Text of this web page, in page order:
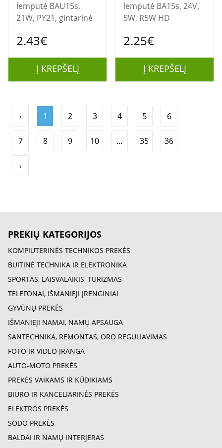
lemputė BAU15s,
21W, PY21, gintarinė
2.43€
Į KREPŠELĮ
lemputė BA15s, 24V,
5W, R5W HD
2.25€
Į KREPŠELĮ
‹ 1 2 3 4 5 6
7 8 9 10 ... 35 36
›
PREKIŲ KATEGORIJOS
KOMPIUTERINĖS TECHNIKOS PREKĖS
BUITINĖ TECHNIKA IR ELEKTRONIKA
SPORTAS, LAISVALAIKIS, TURIZMAS
TELEFONAI, IŠMANIEJI ĮRENGINIAI
GYVŪNŲ PREKĖS
IŠMANIEJI NAMAI, NAMŲ APSAUGA
SANTECHNIKA, REMONTAS, ORO REGULIAVIMAS
FOTO IR VIDEO ĮRANGA
AUTO-MOTO PREKĖS
PREKĖS VAIKAMS IR KŪDIKIAMS
BIURO IR KANCELIARINĖS PREKĖS
ELEKTROS PREKĖS
SODO PREKĖS
BALDAI IR NAMŲ INTERJERAS